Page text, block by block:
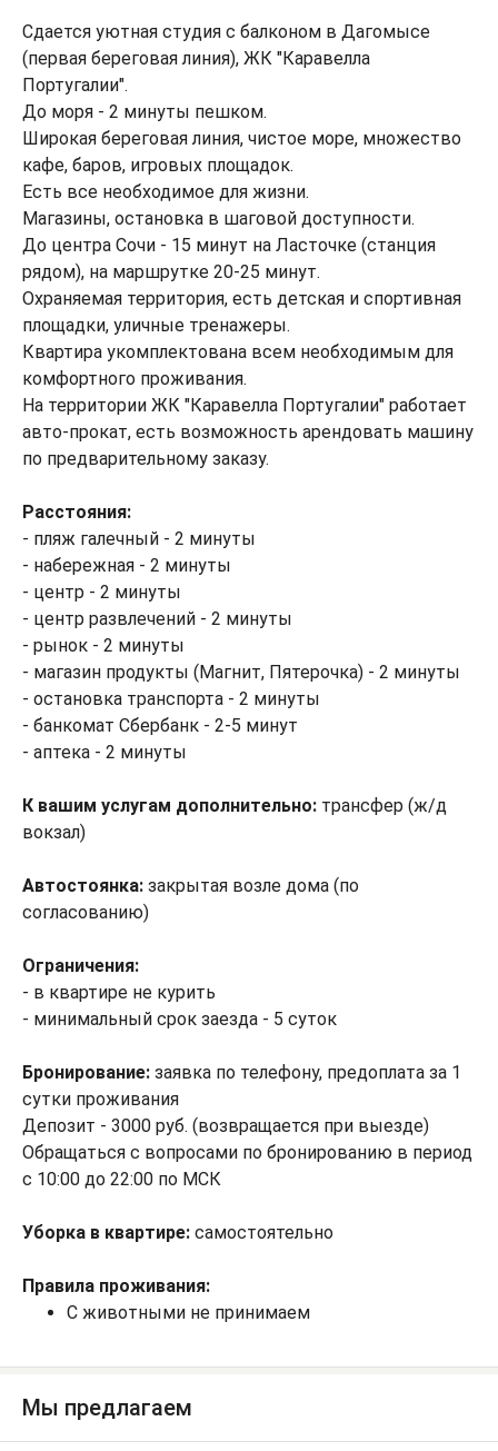
Сдается уютная студия с балконом в Дагомысе
(первая береговая линия), ЖК "Каравелла
Португалии".
До моря - 2 минуты пешком.
Широкая береговая линия, чистое море, множество
кафе, баров, игровых площадок.
Есть все необходимое для жизни.
Магазины, остановка в шаговой доступности.
До центра Сочи - 15 минут на Ласточке (станция
рядом), на маршрутке 20-25 минут.
Охраняемая территория, есть детская и спортивная
площадки, уличные тренажеры.
Квартира укомплектована всем необходимым для
комфортного проживания.
На территории ЖК "Каравелла Португалии" работает
авто-прокат, есть возможность арендовать машину
по предварительному заказу.
Расстояния:
- пляж галечный - 2 минуты
- набережная - 2 минуты
- центр - 2 минуты
- центр развлечений - 2 минуты
- рынок - 2 минуты
- магазин продукты (Магнит, Пятерочка) - 2 минуты
- остановка транспорта - 2 минуты
- банкомат Сбербанк - 2-5 минут
- аптека - 2 минуты
К вашим услугам дополнительно: трансфер (ж/д
вокзал)
Автостоянка: закрытая возле дома (по
согласованию)
Ограничения:
- в квартире не курить
- минимальный срок заезда - 5 суток
Бронирование: заявка по телефону, предоплата за 1
сутки проживания
Депозит - 3000 руб. (возвращается при выезде)
Обращаться с вопросами по бронированию в период
с 10:00 до 22:00 по МСК
Уборка в квартире: самостоятельно
Правила проживания:
С животными не принимаем
Мы предлагаем